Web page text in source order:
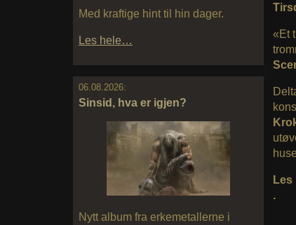
Med kraftige hint til hin dager.
Les hele…
06.08.2026:
Sinsid, hva er igjen?
Nytt album fra erkemetallerne i
«Et
Les
.